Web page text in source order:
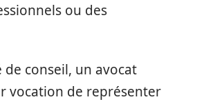
ou des
conseil, un avocat
vocation de représenter